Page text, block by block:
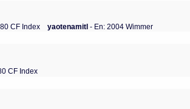
CF Index yaotenamitl- En: 2004 Wimmer
CF Index